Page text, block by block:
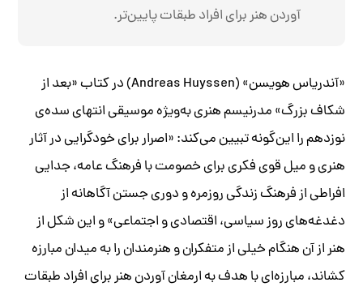
آوردن هنر برای افراد طبقات پایین‌تر.
«آندریاس هویسن» (Andreas Huyssen) در کتاب «بعد از
شکاف بزرگ» مدرنیسم هنری به‌ویژه موسیقی انتهای سده‌ی
نوزدهم را این‌گونه تبیین می‌کند: «اصرار برای خودگرایی در آثار
هنری و میل قوی فکری برای خصومت با فرهنگ عامه، جدایی
افراطی از فرهنگ زندگی روزمره و دوری جستن آگاهانه از
دغدغه‌های روز سیاسی، اقتصادی و اجتماعی» و این شکل از
هنر از آن هنگام خیلی از متفکران و هنرمندان را به میدان مبارزه
کشاند، مبارزه‌ای با هدف به ارمغان آوردن هنر برای افراد طبقات